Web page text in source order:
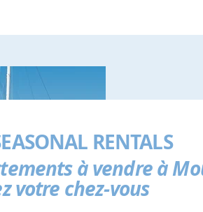
RENTALS
à vendre à
votre chez-vous